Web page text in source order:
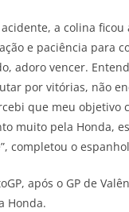
a colina
e paciência para
adoro vencer.
por vitórias, não
que meu objetivo
muito pela Honda,
completou o
após o GP de
Honda.